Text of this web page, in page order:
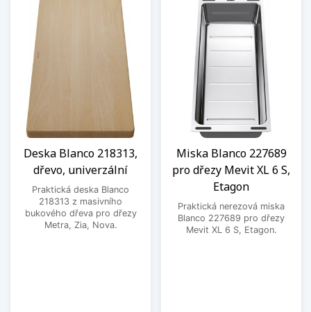
Deska Blanco 218313,
dřevo, univerzální
Praktická deska Blanco
218313 z masivního
bukového dřeva pro dřezy
Metra, Zia, Nova.
Miska Blanco 227689
pro dřezy Mevit XL 6 S,
Etagon
Praktická nerezová miska
Blanco 227689 pro dřezy
Mevit XL 6 S, Etagon.